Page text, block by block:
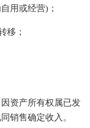
用或经营)；
移；
资产所有权属已发
销售确定收入。